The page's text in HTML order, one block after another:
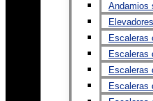
Andamios
Escaleras
Escaleras
Escaleras
Escaleras